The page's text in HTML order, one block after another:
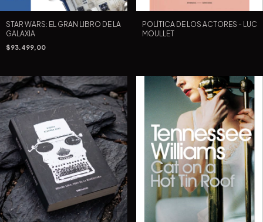
STAR WARS: EL GRAN LIBRO DE LA
GALAXIA
$93.499,00
POLÍTICA DE LOS ACTORES - LUC
MOULLET